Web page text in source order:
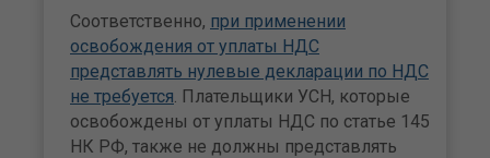
Соответственно, при применении
освобождения от уплаты НДС
представлять нулевые декларации по НДС
не требуется. Плательщики УСН, которые
освобождены от уплаты НДС по статье 145
НК РФ, также не должны представлять